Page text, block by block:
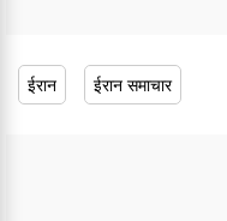
ईरान ईरान समाचार